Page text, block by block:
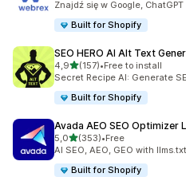
Znajdź się w Google,
Built for Shopify
SEO HERO AI Alt Text
4,9na 5 gwiazdek
(157)
Łączna liczba recenzji: 157
•Free to install
Secret Recipe AI: Generate
Built for Shopify
Avada AEO SEO Optimizer
5,0na 5 gwiazdek
(353)
Łączna liczba recenzji: 353
•Free
AI SEO, AEO, GEO with
Built for Shopify